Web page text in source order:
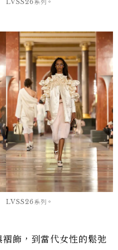
LVSS26系列。
LVSS26系列。
飾，到當代女性的鬆弛